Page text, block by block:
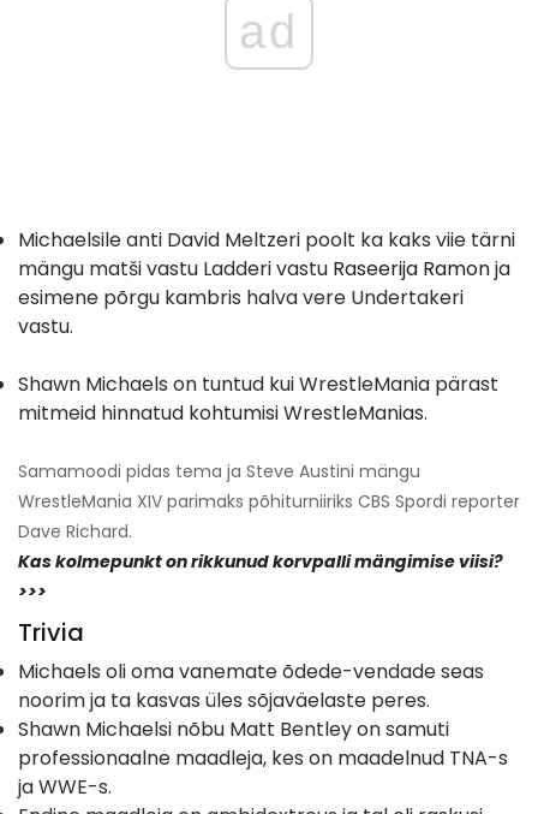
ad
Michaelsile anti David Meltzeri poolt ka kaks viie tärni
mängu matši vastu Ladderi vastu Raseerija Ramonja
esimene põrgu kambris halva vere Undertakeri
vastu.
Shawn Michaels on tuntud kui WrestleMania pärast
mitmeid hinnatud kohtumisi WrestleManias.
Samamoodi pidas tema ja Steve Austini mängu
WrestleMania XIV parimaks põhiturniiriks CBS Spordi reporter
Dave Richard.
Kas kolmepunkt on rikkunud korvpalli mängimise viisi?
>>>
Trivia
Michaels oli oma vanemate õdede-vendade seas
noorim ja ta kasvas üles sõjaväelaste peres.
Shawn Michaelsi nõbu Matt Bentley on samuti
professionaalne maadleja, kes on maadelnud TNA-s
ja WWE-s.